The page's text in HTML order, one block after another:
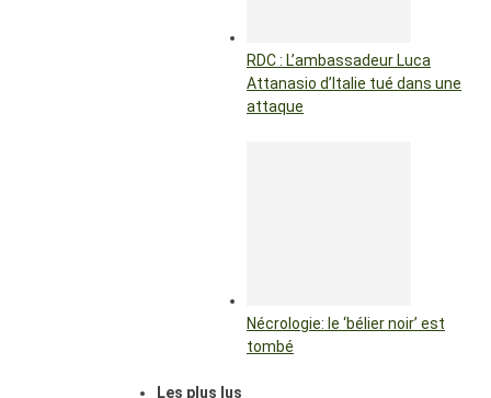
RDC : L’ambassadeur Luca
Attanasio d’Italie tué dans une
attaque
Nécrologie: le ‘bélier noir’ est
tombé
Les plus lus